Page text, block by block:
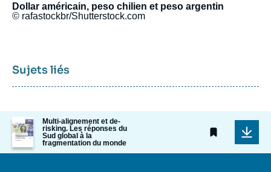
Dollar américain, peso chilien et peso argentin
© rafastockbr/Shutterstock.com
Sujets liés
Image
de
couverture
de
Multi-alignement et de-
risking. Les réponses du
Sud global à la
fragmentation du monde